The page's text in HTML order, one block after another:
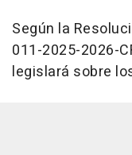
Según la
011-2025-2026-
legislará sobre